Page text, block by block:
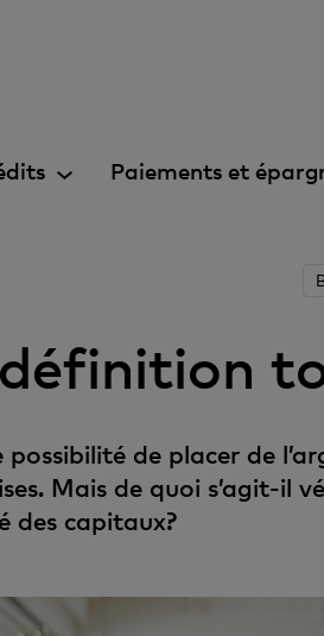
Paiements et
possibilité de placer de
Mais de quoi s’agit-
des capitaux?